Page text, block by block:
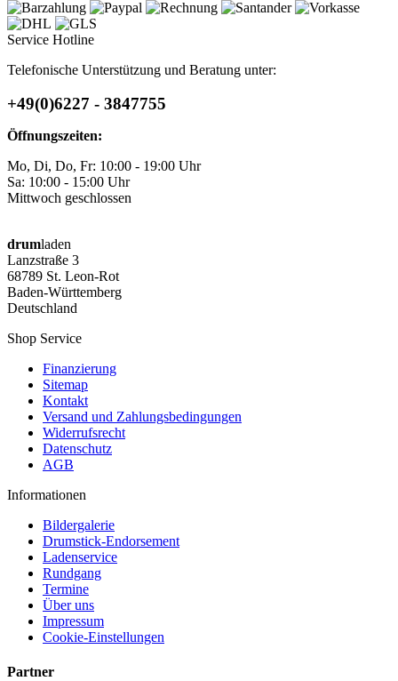
Service Hotline
Telefonische Unterstützung und Beratung unter:
+49(0)6227 - 3847755
Öffnungszeiten:
Mo, Di, Do, Fr: 10:00 - 19:00 Uhr
Sa: 10:00 - 15:00 Uhr
Mittwoch geschlossen
drumladen
Lanzstraße 3
68789 St. Leon-Rot
Baden-Württemberg
Deutschland
Shop Service
Finanzierung
Sitemap
Kontakt
Versand und Zahlungsbedingungen
Widerrufsrecht
Datenschutz
AGB
Informationen
Bildergalerie
Drumstick-Endorsement
Ladenservice
Rundgang
Termine
Über uns
Impressum
Cookie-Einstellungen
Partner